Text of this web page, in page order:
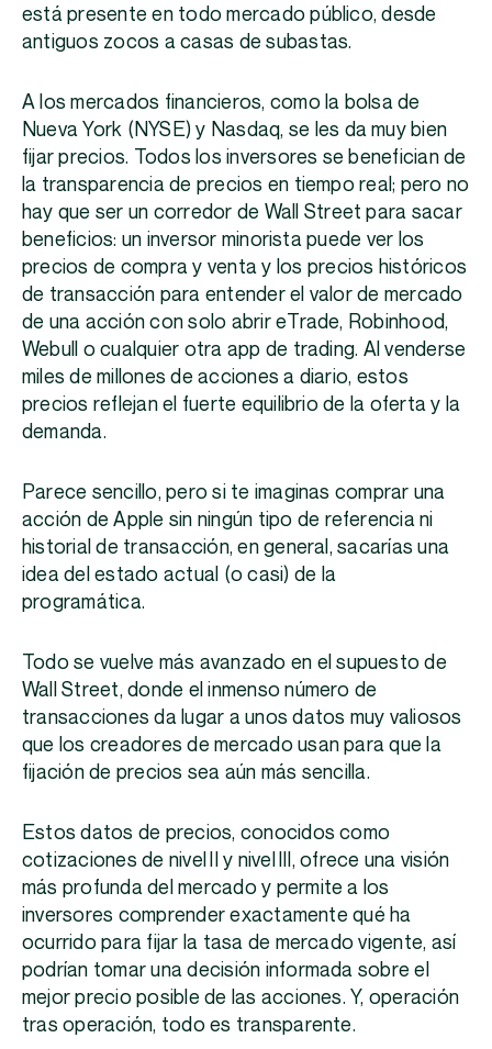
está presente en todo mercado público, desde
antiguos zocos a casas de subastas.
A los mercados financieros, como la bolsa de
Nueva York (NYSE) y Nasdaq, se les da muy bien
fijar precios. Todos los inversores se benefician de
la transparencia de precios en tiempo real; pero no
hay que ser un corredor de Wall Street para sacar
beneficios: un inversor minorista puede ver los
precios de compra y venta y los precios históricos
de transacción para entender el valor de mercado
de una acción con solo abrir eTrade, Robinhood,
Webull o cualquier otra app de trading. Al venderse
miles de millones de acciones a diario, estos
precios reflejan el fuerte equilibrio de la oferta y la
demanda.
Parece sencillo, pero si te imaginas comprar una
acción de Apple sin ningún tipo de referencia ni
historial de transacción, en general, sacarías una
idea del estado actual (o casi) de la
programática.
Todo se vuelve más avanzado en el supuesto de
Wall Street, donde el inmenso número de
transacciones da lugar a unos datos muy valiosos
que los creadores de mercado usan para que la
fijación de precios sea aún más sencilla.
Estos datos de precios, conocidos como
cotizaciones de nivel II y nivel III, ofrece una visión
más profunda del mercado y permite a los
inversores comprender exactamente qué ha
ocurrido para fijar la tasa de mercado vigente, así
podrían tomar una decisión informada sobre el
mejor precio posible de las acciones. Y, operación
tras operación, todo es transparente.